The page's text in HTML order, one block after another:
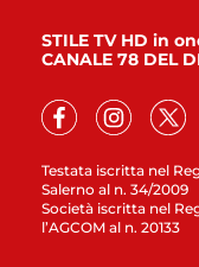
Testata iscritta nel
Salerno al n. 34/2009
Società iscritta nel
l’AGCOM al n. 20133
STILE TV HD in
CANALE 78 DEL